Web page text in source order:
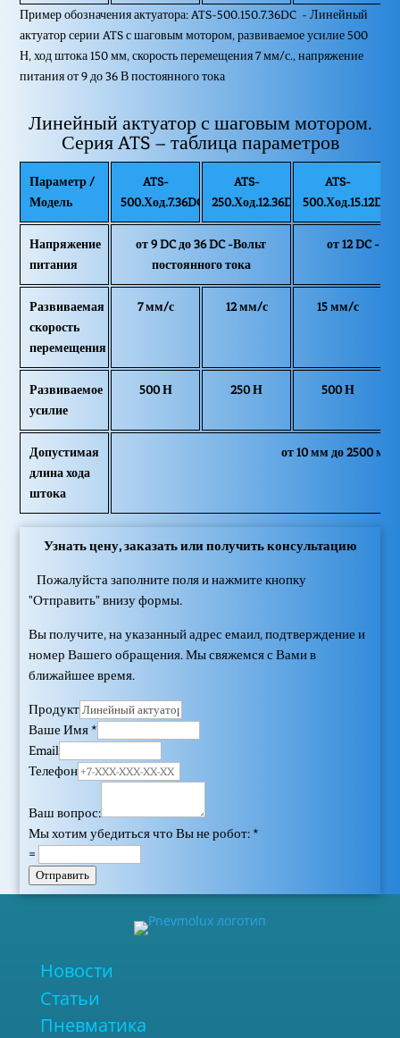
Пример обозначения актуатора: ATS-500.150.7.36DC - Линейный
актуатор серии ATS с шаговым мотором, развиваемое усилие 500
Н, ход штока 150 мм, скорость перемещения 7 мм/с., напряжение
питания от 9 до 36 В постоянного тока
Линейный актуатор с шаговым мотором.
Серия ATS – таблица параметров
Параметр /
Модель
ATS-
500.Ход.7.36DC
ATS-
250.Ход.12.36DC
ATS-
500.Ход.15.12DC
Напряжение
питания
от 9 DC до 36 DC -Вольт
постоянного тока
от 12 DC -
Развиваемая
скорость
перемещения
7 мм/с 12 мм/с 15 мм/с
Развиваемое
усилие
500 Н 250 Н 500 Н
Допустимая
длина хода
штока
от 10 мм до 2500 мм
Узнать цену, заказать или получить консультацию
Пожалуйста заполните поля и нажмите кнопку
"Отправить" внизу формы.
Вы получите, на указанный адрес емаил, подтверждение и
номер Вашего обращения. Мы свяжемся с Вами в
ближайшее время.
Продукт
Ваше Имя*
Email
Телефон
Ваш вопрос:
Мы хотим убедиться что Вы не робот:*
=
Отправить
Новости
Статьи
Пневматика